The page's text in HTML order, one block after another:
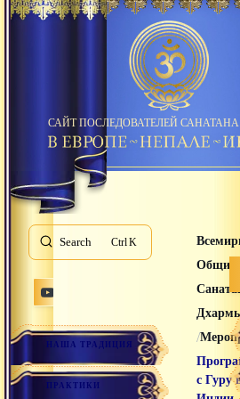
САЙТ ПОСЛЕДОВАТЕЛЕЙ
Search K
НАША ТРАДИЦИЯ
ПРАКТИКИ
Община
/
с Гуру